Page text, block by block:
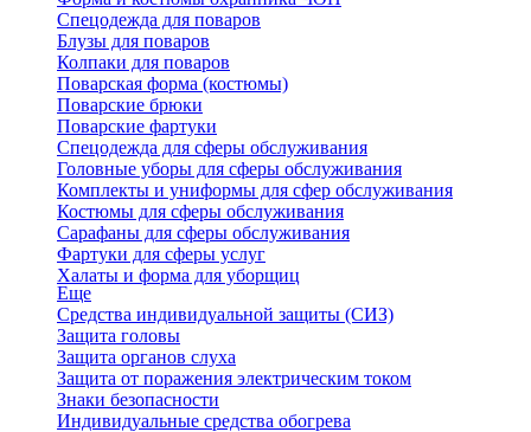
Спецодежда для поваров
Блузы для поваров
Колпаки для поваров
Поварская форма (костюмы)
Поварские брюки
Поварские фартуки
Спецодежда для сферы обслуживания
Головные уборы для сферы обслуживания
Комплекты и униформы для сфер обслуживания
Костюмы для сферы обслуживания
Сарафаны для сферы обслуживания
Фартуки для сферы услуг
Халаты и форма для уборщиц
Еще
Средства индивидуальной защиты (СИЗ)
Защита головы
Защита органов слуха
Защита от поражения электрическим током
Знаки безопасности
Индивидуальные средства обогрева